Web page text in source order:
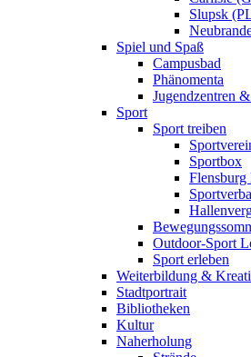
Slupsk
Spiel und Spaß
Campusbad
Phänomenta
Jugendzentren
Sport
Sport treiben
Sportbox
Flensburg
Outdoor-Sport
Sport erleben
Weiterbildung &
Stadtportrait
Bibliotheken
Kultur
Naherholung